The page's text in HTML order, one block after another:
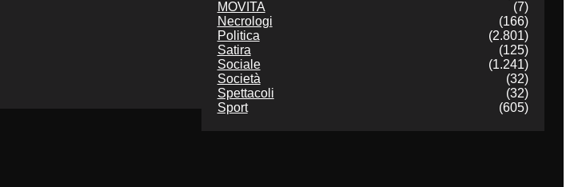
MOVITA
(7)
Necrologi
(166)
Politica
(2.801)
Satira
(125)
Sociale
(1.241)
Società
(32)
Spettacoli
(32)
Sport
(605)